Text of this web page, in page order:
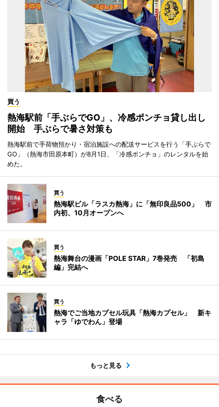
買う
熱海駅前「手ぶらでGO」、冷感ポンチョ貸し出し
開始 手ぶらで暑さ対策も
熱海駅前で手荷物預かり・宿泊施設への配送サービスを行う「手ぶらで
GO」（熱海市田原本町）が8月1日、「冷感ポンチョ」のレンタルを始
めた。
買う
熱海駅ビル「ラスカ熱海」に「無印良品500」 市
内初、10月オープンへ
買う
熱海舞台の漫画「POLE STAR」7巻発売 「初島
編」完結へ
買う
熱海でご当地カプセル玩具「熱海カプセル」 新キ
ャラ「ゆでわん」登場
もっと見る
食べる